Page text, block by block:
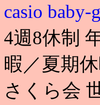
casio
4週8休制
暇／夏期
さくら会